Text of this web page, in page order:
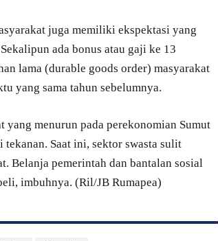
juga memiliki ekspektasi yang
ada bonus atau gaji ke 13
lama (durable goods order) masyarakat
yang sama tahun sebelumnya.
menurun pada perekonomian Sumut
Saat ini, sektor swasta sulit
Belanja pemerintah dan bantalan sosial
imbuhnya. (Ril/JB Rumapea)